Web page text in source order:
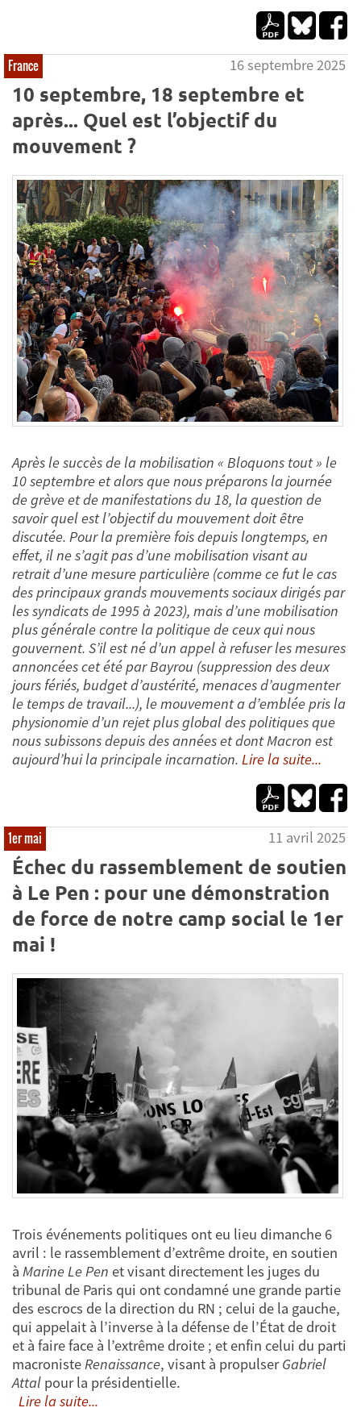
France 16 septembre 2025
10 septembre, 18 septembre et
après... Quel est l’objectif du
mouvement ?
Après le succès de la mobilisation « Bloquons tout » le
10 septembre et alors que nous préparons la journée
de grève et de manifestations du 18, la question de
savoir quel est l’objectif du mouvement doit être
discutée. Pour la première fois depuis longtemps, en
effet, il ne s’agit pas d’une mobilisation visant au
retrait d’une mesure particulière (comme ce fut le cas
des principaux grands mouvements sociaux dirigés par
les syndicats de 1995 à 2023), mais d’une mobilisation
plus générale contre la politique de ceux qui nous
gouvernent. S’il est né d’un appel à refuser les mesures
annoncées cet été par Bayrou (suppression des deux
jours fériés, budget d’austérité, menaces d’augmenter
le temps de travail...), le mouvement a d’emblée pris la
physionomie d’un rejet plus global des politiques que
nous subissons depuis des années et dont Macron est
aujourd’hui la principale incarnation. Lire la suite...
1er mai 11 avril 2025
Échec du rassemblement de soutien
à Le Pen : pour une démonstration
de force de notre camp social le 1er
mai !
Trois événements politiques ont eu lieu dimanche 6
avril : le rassemblement d’extrême droite, en soutien
à Marine Le Pen et visant directement les juges du
tribunal de Paris qui ont condamné une grande partie
des escrocs de la direction du RN ; celui de la gauche,
qui appelait à l’inverse à la défense de l’État de droit
et à faire face à l’extrême droite ; et enfin celui du parti
macronisteRenaissance, visant à propulserGabriel
Attal pour la présidentielle.
Lire la suite...